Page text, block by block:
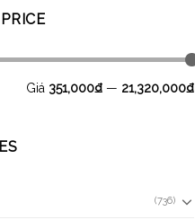
Giá 351,000₫ — 21,320,000₫
(736)